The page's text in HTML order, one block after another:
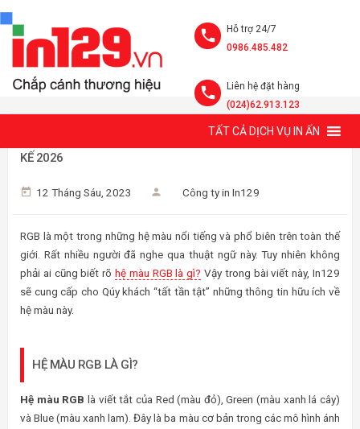
Hỗ trợ 24/7
0986.485.482
Liên hệ đặt hàng
(024)62.913.123
TẤT CẢ DỊCH VỤ IN ẤN
HỆ MÀU RGB LÀ GÌ? 5 ỨNG DỤNG MÀU RGB TRONG THIẾT
KẾ 2026
12 Tháng Sáu, 2023 Công ty in In129
RGB là một trong những hệ màu nổi tiếng và phổ biên trên toàn thế
giới. Rất nhiều người đã nghe qua thuật ngữ này. Tuy nhiên không
phải ai cũng biết rõ hệ màu RGB là gì? Vậy trong bài viết này, In129
sẽ cung cấp cho Qúy khách “tất tần tật” những thông tin hữu ích về
hệ màu này.
HỆ MÀU RGB LÀ GÌ?
Hệ màu RGB là viết tắt của Red (màu đỏ), Green (màu xanh lá cây)
và Blue (màu xanh lam). Đây là ba màu cơ bản trong các mô hình ánh